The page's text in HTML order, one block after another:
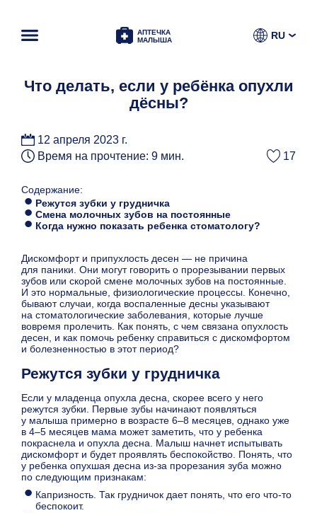
АПТЕЧКА
МАЛЫША
RU
Что делать, если у ребёнка опухли
дёсны?
12 апреля 2023 г.
Время на прочтение: 9 мин.
17
Содержание:
Режутся зубки у грудничка
Смена молочных зубов на постоянные
Когда нужно показать ребенка стоматологу?
Дискомфорт и припухлость десен — не причина
для паники. Они могут говорить о прорезывании первых
зубов или скорой смене молочных зубов на постоянные.
И это нормальные, физиологические процессы. Конечно,
бывают случаи, когда воспаленные десны указывают
на стоматологические заболевания, которые лучше
вовремя пролечить. Как понять, с чем связана опухлость
десен, и как помочь ребенку справиться с дискомфортом
и болезненностью в этот период?
Режутся зубки у грудничка
Если у младенца опухла десна, скорее всего у него
режутся зубки. Первые зубы начинают появляться
у малыша примерно в возрасте 6–8 месяцев, однако уже
в 4–5 месяцев мама может заметить, что у ребенка
покраснела и опухла десна. Малыш начнет испытывать
дискомфорт и будет проявлять беспокойство. Понять, что
у ребенка опухшая десна из-за прорезания зуба можно
по следующим признакам:
Капризность. Так грудничок дает понять, что его что-то
беспокоит.